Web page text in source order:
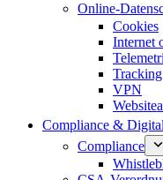
Online-
Cookies
Internet
Tracking
VPN
Compliance &
Compliance